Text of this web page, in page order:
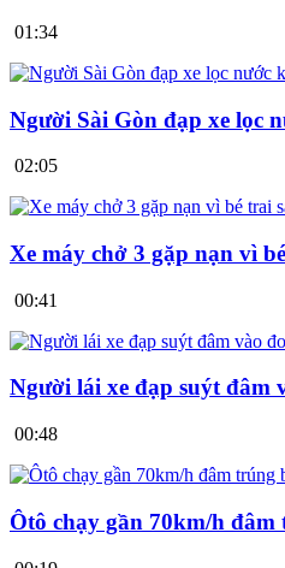
01:34
Người Sài Gòn đạp xe lọc
02:05
Xe máy chở 3 gặp nạn vì
00:41
Người lái xe đạp suýt đâm
00:48
Ôtô chạy gần 70km/h